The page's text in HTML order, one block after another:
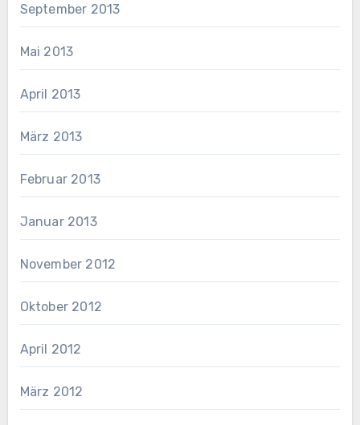
September 2013
Mai 2013
April 2013
März 2013
Februar 2013
Januar 2013
November 2012
Oktober 2012
April 2012
März 2012